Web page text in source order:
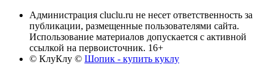
Администрация cluclu.ru не несет ответственность за
публикации, размещенные пользователями сайта.
Использование материалов допускается с активной
ссылкой на первоисточник. 16+
© КлуКлу © Шопик - купить куклу